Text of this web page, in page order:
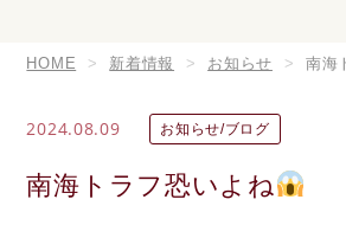
HOME 新着情報 お知らせ 南海
2024.08.09 お知らせ/ブログ
南海トラフ恐いよね